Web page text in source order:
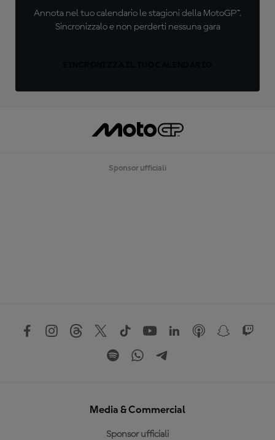
Annota nel tuo calendario le stagioni della MotoGP™.
Sincronizzalo e non perderti nessuna gara
Sponsor ufficiali
Media & Commercial
Sponsor ufficiali